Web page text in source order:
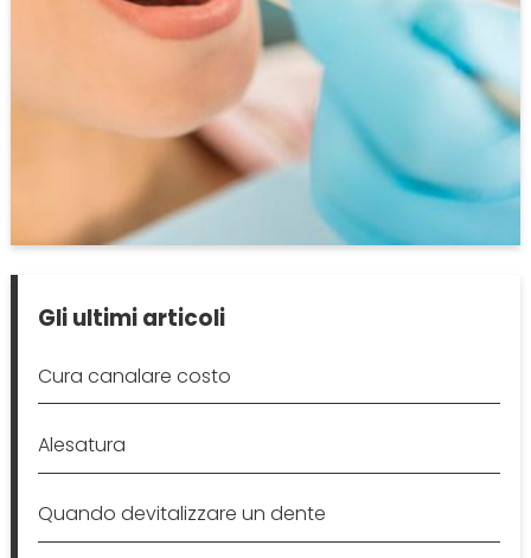
Gli ultimi articoli
Cura canalare costo
Alesatura
Quando devitalizzare un dente